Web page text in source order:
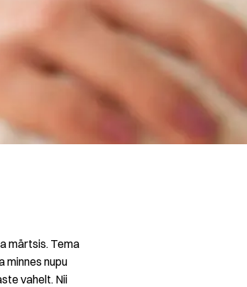
märtsis. Tema
minnes nupu
vahelt. Nii